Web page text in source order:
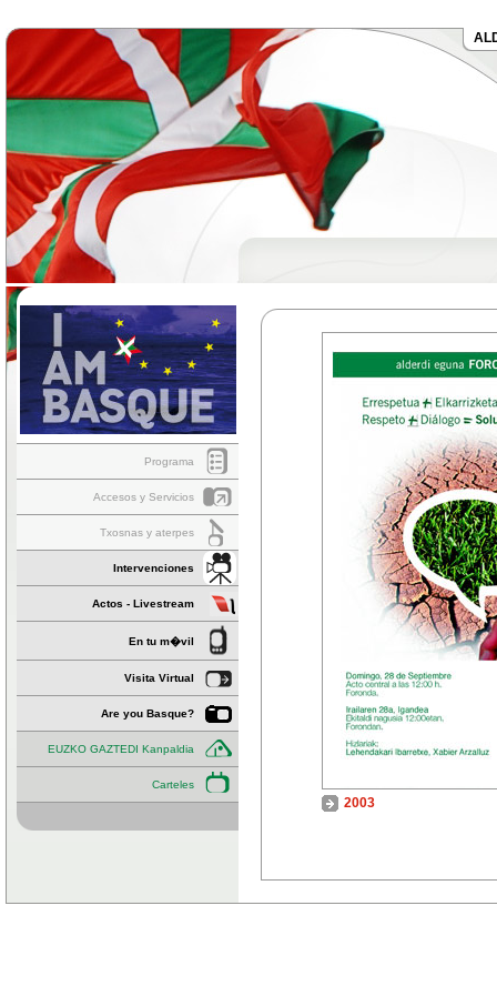
Programa
Accesos y Servicios
Txosnas y aterpes
Intervenciones
Actos - Livestream
En tu m�vil
Visita Virtual
Are you Basque?
EUZKO GAZTEDI Kanpaldia
Carteles
2003